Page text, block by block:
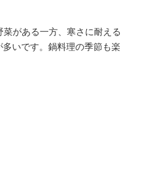
がある一方、寒さに耐える
いです。鍋料理の季節も楽